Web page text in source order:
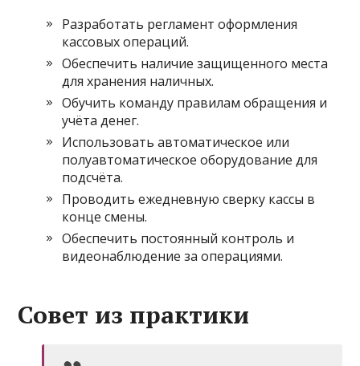
Разработать регламент оформления
кассовых операций.
Обеспечить наличие защищенного места
для хранения наличных.
Обучить команду правилам обращения и
учёта денег.
Использовать автоматическое или
полуавтоматическое оборудование для
подсчёта.
Проводить ежедневную сверку кассы в
конце смены.
Обеспечить постоянный контроль и
видеонаблюдение за операциями.
Совет из практики